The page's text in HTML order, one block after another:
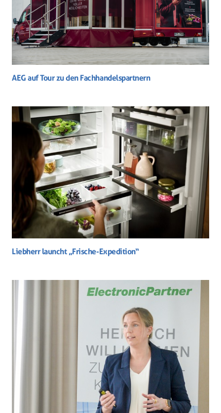
AEG auf Tour zu den Fachhandelspartnern
Liebherr launcht „Frische-Expedition“